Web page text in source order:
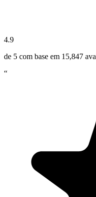
4.9
de 5 com base em 15,847
“